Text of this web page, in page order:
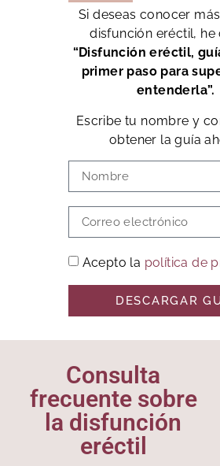
Si deseas conocer
disfunción eréctil, he
“Disfunción eréctil,
primer paso para
entenderla”.
Escribe tu nombre y
obtener la guía
Acepto la política de
DESCARGAR
Consulta
frecuente sobre
la disfunción
eréctil